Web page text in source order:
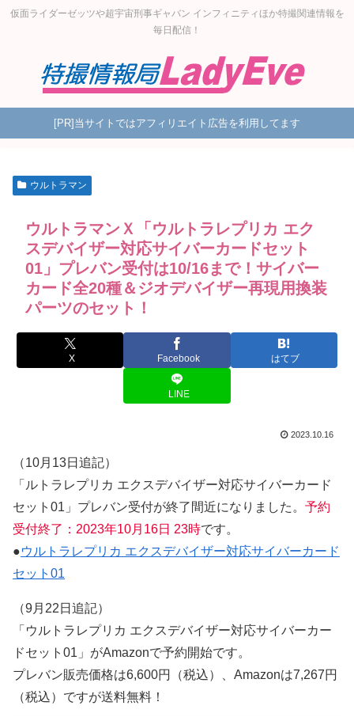
仮面ライダーゼッツや超宇宙刑事ギャバン インフィニティほか特撮関連情報を
毎日配信！
[PR]当サイトではアフィリエイト広告を利用してます
ウルトラマン
ウルトラマンＸ「ウルトラレプリカ エク
スデバイザー対応サイバーカードセット
01」プレバン受付は10/16まで！サイバー
カード全20種＆ジオデバイザー再現用換装
パーツのセット！
X Facebook はてブ
LINE
2023.10.16
（10月13日追記）
「ルトラレプリカ エクスデバイザー対応サイバーカード
セット01」プレバン受付が終了間近になりました。 予約
受付終了：2023年10月16日 23時です。
●ウルトラレプリカ エクスデバイザー対応サイバーカード
セット01
（9月22日追記）
「ウルトラレプリカ エクスデバイザー対応サイバーカー
ドセット01」がAmazonで予約開始です。
プレバン販売価格は6,600円（税込）、Amazonは7,267円
（税込）ですが送料無料！